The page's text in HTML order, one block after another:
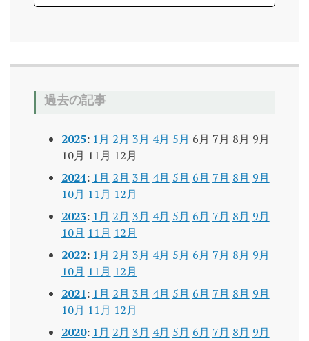
過去の記事
2025: 1月 2月 3月 4月 5月 6月 7月 8月 9月
10月 11月 12月
2024: 1月 2月 3月 4月 5月 6月 7月 8月 9月
10月 11月 12月
2023: 1月 2月 3月 4月 5月 6月 7月 8月 9月
10月 11月 12月
2022: 1月 2月 3月 4月 5月 6月 7月 8月 9月
10月 11月 12月
2021: 1月 2月 3月 4月 5月 6月 7月 8月 9月
10月 11月 12月
2020: 1月 2月 3月 4月 5月 6月 7月 8月 9月